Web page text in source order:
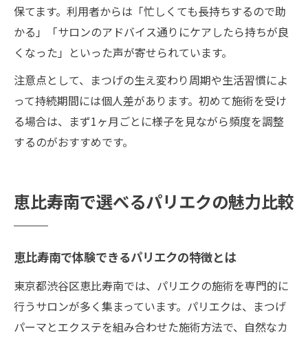
保てます。利用者からは「忙しくても長持ちするので助
かる」「サロンのアドバイス通りにケアしたら持ちが良
くなった」といった声が寄せられています。
注意点として、まつげの生え変わり周期や生活習慣によ
って持続期間には個人差があります。初めて施術を受け
る場合は、まず1ヶ月ごとに様子を見ながら頻度を調整
するのがおすすめです。
恵比寿南で選べるパリエクの魅力比較
恵比寿南で体験できるパリエクの特徴とは
東京都渋谷区恵比寿南では、パリエクの施術を専門的に
行うサロンが多く集まっています。パリエクは、まつげ
パーマとエクステを組み合わせた施術方法で、自然なカ